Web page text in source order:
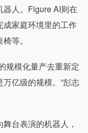
人。Figure AI则在
家庭环境里的工作
等。
规模化量产去重新定
亿级的规模。”彭志
台表演的机器人，